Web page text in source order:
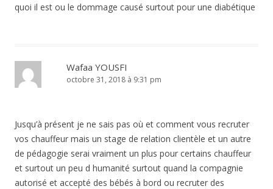
quoi il est ou le dommage causé surtout pour une diabétique
Wafaa YOUSFI
octobre 31, 2018 à 9:31 pm
Jusqu’à présent je ne sais pas où et comment vous recruter
vos chauffeur mais un stage de relation clientèle et un autre
de pédagogie serai vraiment un plus pour certains chauffeur
et surtout un peu d humanité surtout quand la compagnie
autorisé et accepté des bébés à bord ou recruter des